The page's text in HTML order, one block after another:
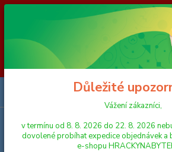
Vážení zákazníci, v termínu od 8. 8. 2026
důvodu čerpání dovolené probíhat expedice
provoz e-shopu HRACKYNABYTEK.CZ.
uhrazené do čtvrtka 6. 8. 2026 budou
Objednávky přijaté, nebo uhrazené od pátku
2026 budou postupně expedovány od pondělí
pochopení
Důležité
Vážení zákazníci,
v termínu od 8. 8. 2026 do 22. 8. 2026
dovolené probíhat expedice objednávek a
e-shopu